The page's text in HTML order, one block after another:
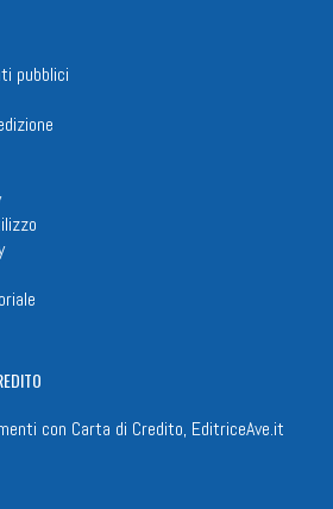
pubblici
con Carta di Credito, EditriceAve.it